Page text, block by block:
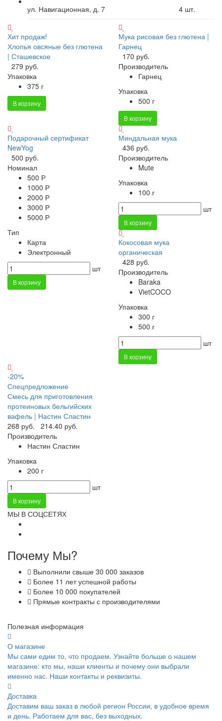
ул. Навигационная, д. 7 4 шт.
Хит продаж!
Хлопья овсяные без глютена
| Сташевское
279 руб.
Упаковка
375 г
В корзину
Мука рисовая без глютена |
Гарнец
170 руб.
Производитель
Гарнец
Упаковка
500 г
В корзину
Подарочный сертификат
NewYog
500 руб.
Номинал
500 Р
1000 Р
2000 Р
3000 Р
5000 Р
Тип
Карта
Электронный
шт
В корзину
Миндальная мука
436 руб.
Производитель
Mute
Упаковка
100 г
шт
В корзину
Кокосовая мука
органическая
428 руб.
Производитель
Baraka
VietCOCO
Упаковка
300 г
500 г
шт
В корзину
-20%
Спецпредложение
Смесь для приготовления
протеиновых бельгийских
вафель | Настин Сластин
268 руб.
214.40 руб.
Производитель
Настин Сластин
Упаковка
200 г
шт
В корзину
МЫ В СОЦСЕТЯХ
Почему Мы?
Выполнили свыше 30 000 заказов
Более 11 лет успешной работы
Более 10 000 покупателей
Прямые контракты с производителями
Полезная информация
О магазине
Мы сами едим то, что продаем. Узнайте больше о нашем
магазине: кто мы, наши клиенты и почему они выбрали
именно нас. Наши контакты и реквизиты.
Доставка
Доставим ваш заказ в любой регион России, в удобное время
и день. Работаем для вас, без выходных.